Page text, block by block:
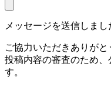
メッセージを送信しまし
ご協力いただきありがと
投稿内容の審査のため、
す。